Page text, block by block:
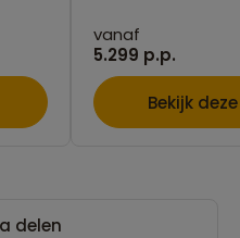
vanaf
5.299 p.p.
Bekijk
delen